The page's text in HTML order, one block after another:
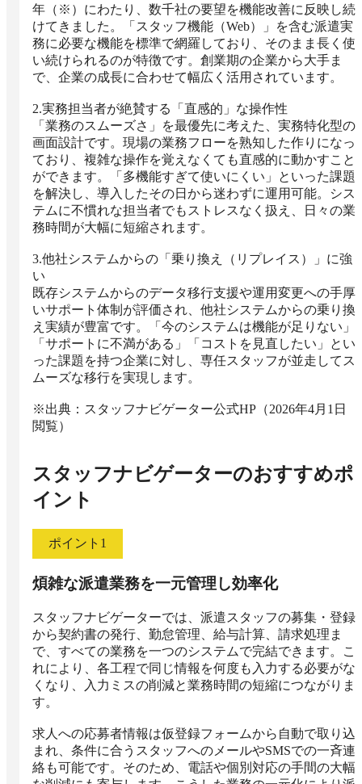
年（※）にわたり、数千社の要望を機能改善に反映し続
けてきました。「スタッフ機能（Web）」を含む派遣実
務に必要な機能を標準で網羅しており、そのまま長く使
い続けられるのが特徴です。創業期の企業から大手ま
で、企業の成長に合わせて幅広く活用されています。
2.実務担当者が絶賛する「直感的」な操作性
「業務のスムーズさ」を最優先に考えた、実務特化型の
画面設計です。現場の業務フローを熟知した作りになっ
ており、複雑な操作を覚えなくても直感的に動かすこと
ができます。「多機能すぎて使いにくい」といった課題
を解決し、導入したその日から迷わずに運用可能。シス
テムに不慣れな担当者でもストレスなく扱え、日々の業
務時間が大幅に短縮されます。
3.他社システムからの「乗り換え（リプレイス）」に強
い
既存システムからのデータ移行支援や運用変更への手厚
いサポート体制が評価され、他社システムからの乗り換
え実績が豊富です。「今のシステムは機能が足りない」
「サポートに不満がある」「コストを見直したい」とい
った課題を持つ企業に対し、専任スタッフが並走してス
ムーズな移行を実現します。
※出典：スタッフナビゲーター公式HP（2026年4月1日
閲覧）
スタッフナビゲーターのおすすめポ
イント
ポイント 1
煩雑な派遣業務を一元管理し効率化
スタッフナビゲーターでは、派遣スタッフの募集・登録
から契約書の発行、勤怠管理、給与計算、請求処理ま
で、すべての業務を一つのシステムで完結できます。こ
れにより、各工程で同じ情報を何度も入力する必要がな
くなり、入力ミスの削減と業務時間の短縮につながりま
す。
求人への応募者情報は仮登録フォームから自動で取り込
まれ、条件に合うスタッフへのメールやSMSでの一斉連
絡も可能です。そのため、電話や個別対応の手間の大幅